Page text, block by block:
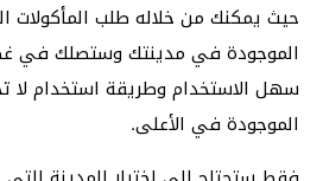
حيث يمكنك من خلاله طلب المأكولات
سهل الاستخدام وطريقة استخدام لا
الموجودة في الأعلى.